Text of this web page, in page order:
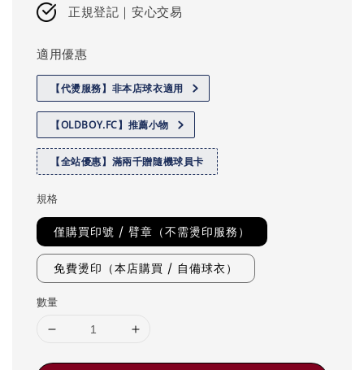
正規登記｜安心交易
適用優惠
【代燙服務】非本店球衣適用
【OLDBOY.FC】推薦小物
【全站優惠】滿兩千贈隨機球員卡
規格
僅購買印號 / 臂章（不需燙印服務）
免費燙印（本店購買 / 自備球衣）
數量